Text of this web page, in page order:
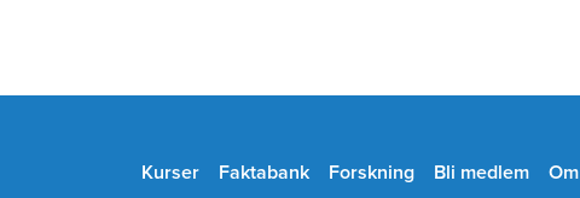
Kurser Faktabank Forskning Bli medlem